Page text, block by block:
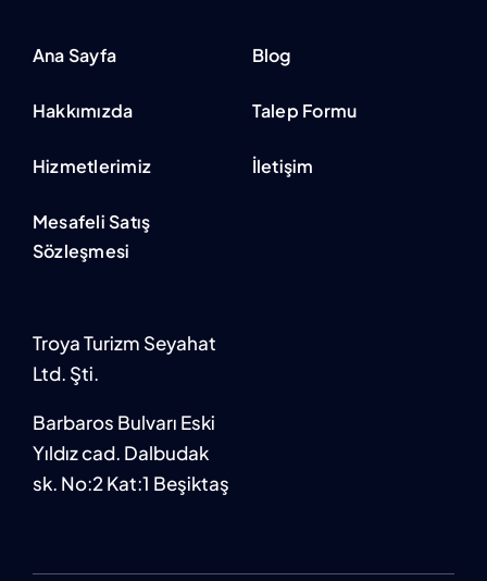
Ana Sayfa
Hakkımızda
Hizmetlerimiz
Mesafeli Satış
Sözleşmesi
Blog
Talep Formu
İletişim
Troya Turizm Seyahat
Ltd. Şti.
Barbaros Bulvarı Eski
Yıldız cad. Dalbudak
sk. No:2 Kat:1 Beşiktaş